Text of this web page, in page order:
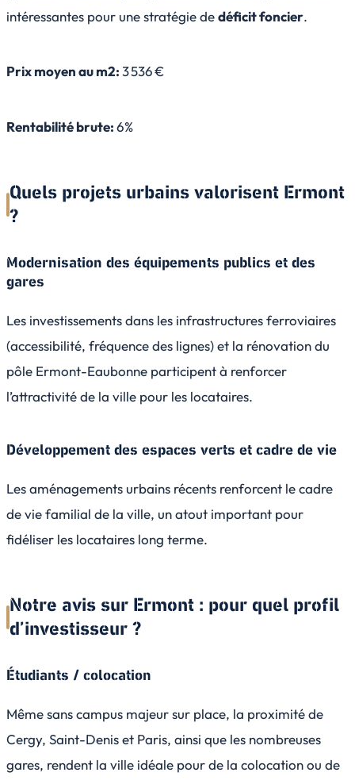
intéressantes pour une stratégie dedéficit foncier.
Prix moyen au m2:3 536 €
Rentabilité brute:6%
Quels projets urbains valorisent Ermont
?
Modernisation des équipements publics et des
gares
Les investissements dans les infrastructures ferroviaires
(accessibilité, fréquence des lignes) et la rénovation du
pôle Ermont-Eaubonne participent à renforcer
l’attractivité de la ville pour les locataires.
Développement des espaces verts et cadre de vie
Les aménagements urbains récents renforcent le cadre
de vie familial de la ville, un atout important pour
fidéliser les locataires long terme.
Notre avis sur Ermont : pour quel profil
d’investisseur ?
Étudiants / colocation
Même sans campus majeur sur place, la proximité de
Cergy, Saint-Denis et Paris, ainsi que les nombreuses
gares, rendent la ville idéale pour de la colocation ou de